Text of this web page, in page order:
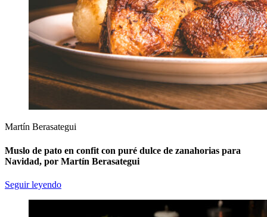
Martín Berasategui
Muslo de pato en confit con puré dulce de zanahorias para
Navidad, por Martín Berasategui
Seguir leyendo